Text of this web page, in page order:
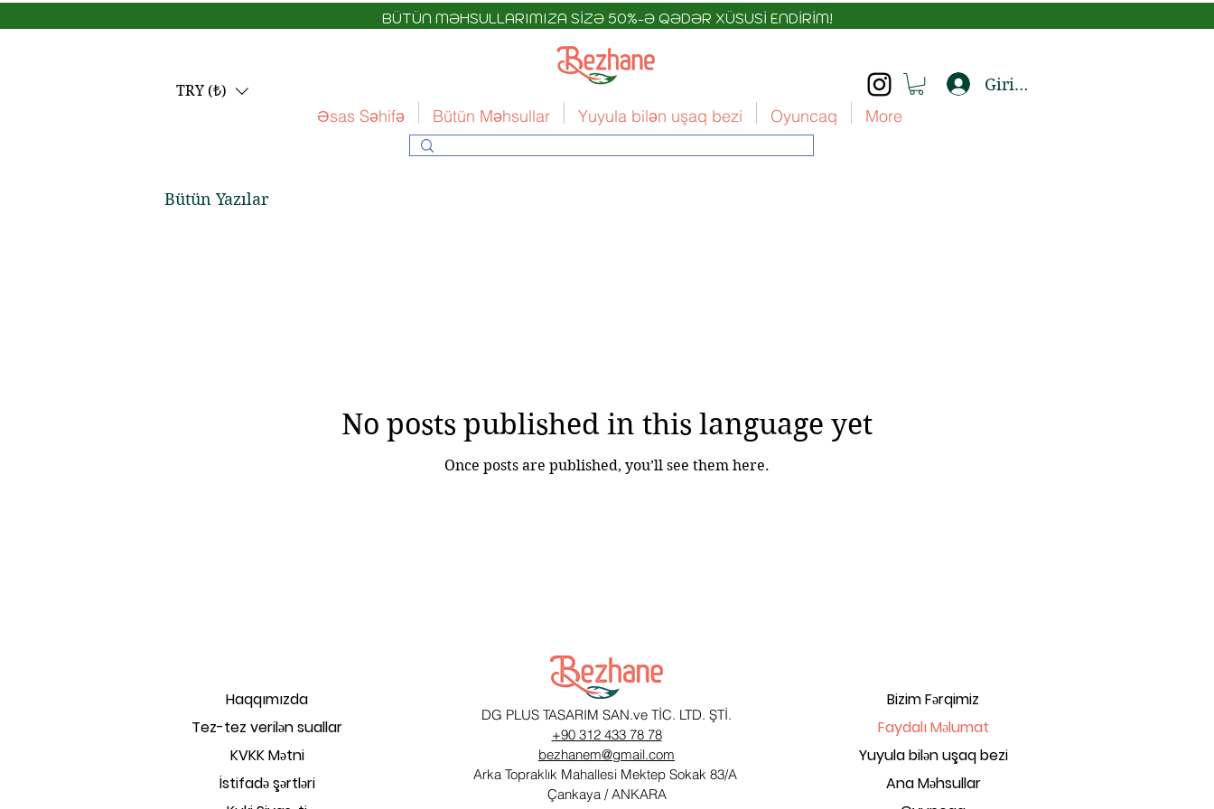
BÜTÜN MƏHSULLARIMIZA SİZƏ 50%-Ə QƏDƏR XÜSUSİ ENDİRİM!
TRY (₺) Giriş yap
Əsas Səhifə Bütün Məhsullar Yuyula bilən uşaq bezi Oyuncaq More
Bütün Yazılar
No posts published in this language yet
Once posts are published, you’ll see them here.
Haqqımızda
Tez-tez verilən suallar
KVKK Mətni
İstifadə şərtləri
DG PLUS TASARIM SAN.ve TİC. LTD. ŞTİ.
+90 312 433 78 78
bezhanem@gmail.com
Arka Topraklık Mahallesi Mektep Sokak 83/A
Çankaya / ANKARA
Bizim Fərqimiz
Faydalı Məlumat
Yuyula bilən uşaq bezi
Ana Məhsullar